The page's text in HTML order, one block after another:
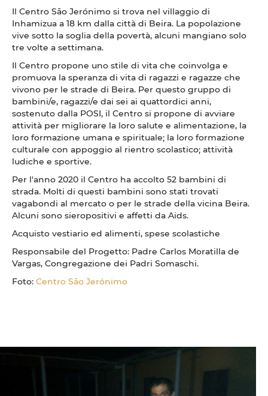
Il Centro São Jerónimo si trova nel villaggio di
Inhamizua a 18 km dalla città di Beira. La popolazione
vive sotto la soglia della povertà, alcuni mangiano solo
tre volte a settimana.
Il Centro propone uno stile di vita che coinvolga e
promuova la speranza di vita di ragazzi e ragazze che
vivono per le strade di Beira. Per questo gruppo di
bambini/e, ragazzi/e dai sei ai quattordici anni,
sostenuto dalla POSI, il Centro si propone di avviare
attività per migliorare la loro salute e alimentazione, la
loro formazione umana e spirituale; la loro formazione
culturale con appoggio al rientro scolastico; attività
ludiche e sportive.
Per l'anno 2020 il Centro ha accolto 52 bambini di
strada. Molti di questi bambini sono stati trovati
vagabondi al mercato o per le strade della vicina Beira.
Alcuni sono sieropositivi e affetti da Aids.
Acquisto vestiario ed alimenti, spese scolastiche
Responsabile del Progetto: Padre Carlos Moratilla de
Vargas, Congregazione dei Padri Somaschi.
Foto: Centro São Jerónimo